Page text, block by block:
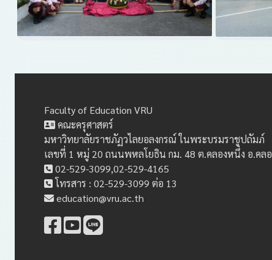
Faculty of Education VRU
คณะครุศาสตร์
มหาวิทยาลัยราชภัฏวไลยอลงกรณ์ ในพระบรมราชูปถัมภ์
เลขที่ 1 หมู่ 20 ถนนพหลโยธิน กม. 48 ต.คลองหนึ่ง อ.คล
02-529-3099,02-529-4165
โทรสาร : 02-529-3099 ต่อ 13
education@vru.ac.th